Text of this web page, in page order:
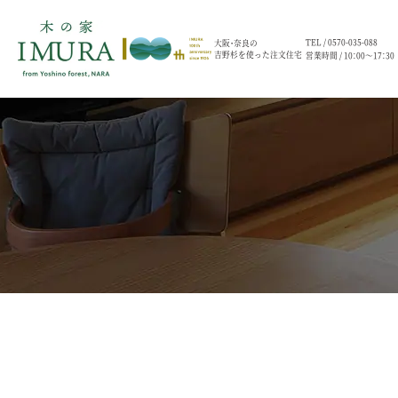
大阪・奈良の
吉野杉を使った注文住宅
TEL /0570-035-088
営業時間 / 10：00～17：30